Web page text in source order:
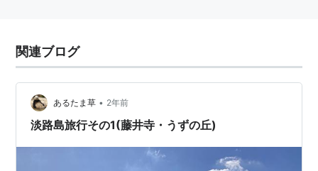
関連ブログ
あるたま草 • 2年前
淡路島旅行その1(藤井寺・うずの丘)